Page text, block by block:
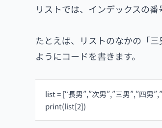
リストでは、インデックスの
たとえば、リストのなかの「
ようにコードを書きます。
list = [“長男”,”次男”,”三男”,”四男
print(list[2])